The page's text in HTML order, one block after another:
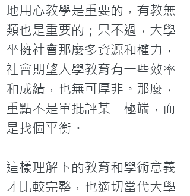
地用心教學是重要的，有教無
類也是重要的；只不過，大學
坐擁社會那麼多資源和權力，
社會期望大學教育有一些效率
和成績，也無可厚非。那麼，
重點不是單批評某一極端，而
是找個平衡。
這樣理解下的教育和學術意義
才比較完整，也適切當代大學